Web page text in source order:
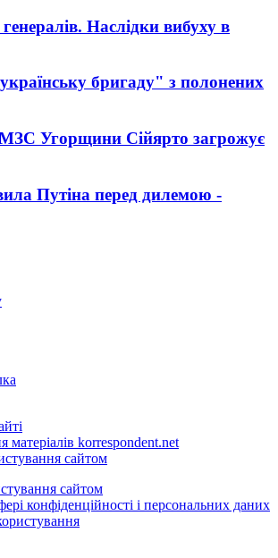
Наслідки вибуху в
бригаду" з полонених
Угорщини Сійярто загрожує
Путіна перед дилемою -
матеріалів korrespondent.net
сайтом
сайтом
конфіденційності і персональних даних